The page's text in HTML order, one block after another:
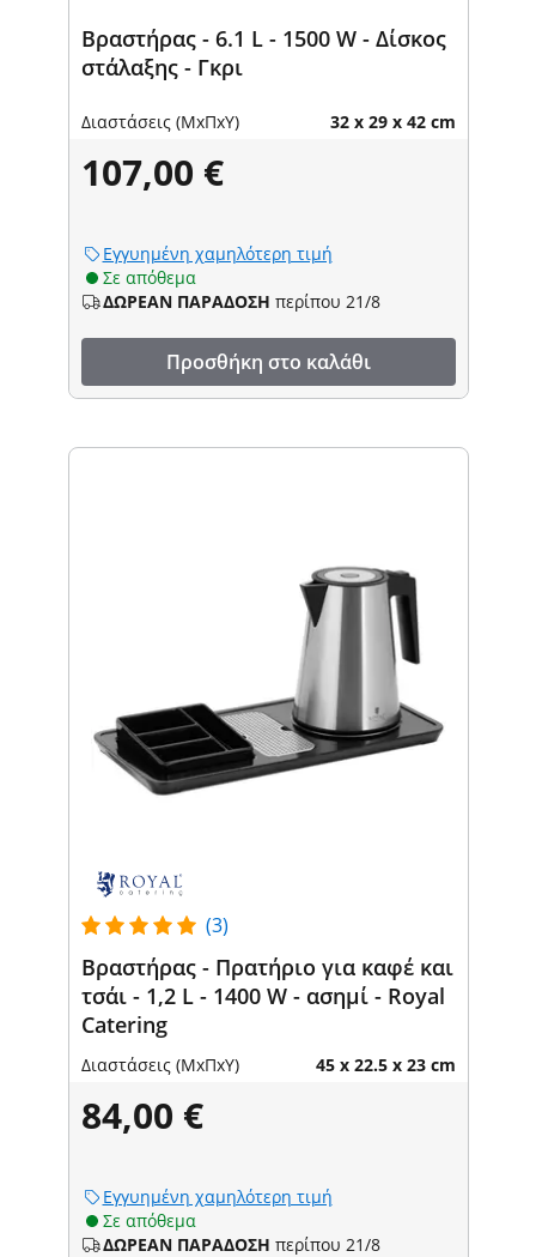
Βραστήρας - 6.1 L - 1500 W - Δίσκος
στάλαξης - Γκρι
Διαστάσεις (ΜxΠxΥ) 32 x 29 x 42 cm
107,00 €
Εγγυημένη χαμηλότερη τιμή
Σε απόθεμα
ΔΩΡΕΑΝ ΠΑΡΑΔΟΣΗ περίπου 21/8
Προσθήκη στο καλάθι
(3)
Βραστήρας - Πρατήριο για καφέ και
τσάι - 1,2 L - 1400 W - ασημί - Royal
Catering
Διαστάσεις (ΜxΠxΥ) 45 x 22.5 x 23 cm
84,00 €
Εγγυημένη χαμηλότερη τιμή
Σε απόθεμα
ΔΩΡΕΑΝ ΠΑΡΑΔΟΣΗ περίπου 21/8